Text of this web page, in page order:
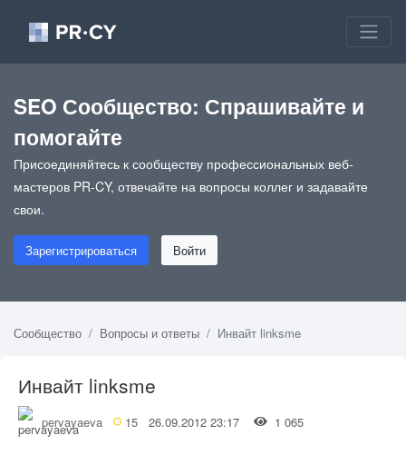
SEO Сообщество: Спрашивайте и
помогайте
Присоединяйтесь к сообществу профессиональных веб-
мастеров PR-CY, отвечайте на вопросы коллег и задавайте
свои.
Зарегистрироваться Войти
Сообщество Вопросы и ответы Инвайт linksme
Инвайт linksme
pervayaeva 15 26.09.2012 23:17 1 065